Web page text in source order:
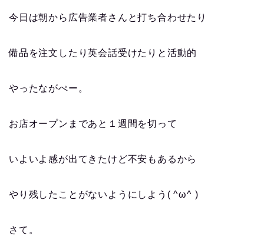
今日は朝から広告業者さんと打ち合わせたり
備品を注文したり英会話受けたりと活動的
やったながぺー。
お店オープンまであと１週間を切って
いよいよ感が出てきたけど不安もあるから
やり残したことがないようにしよう( ^ω^ )
さて。